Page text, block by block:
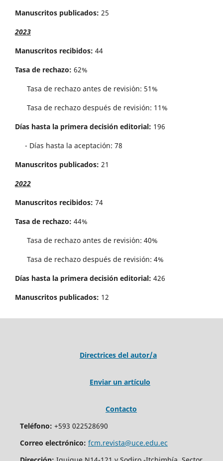
Manuscritos publicados: 25
2023
Manuscritos recibidos: 44
Tasa de rechazo: 62%
Tasa de rechazo antes de revisi´on: 51%
Tasa de rechazo después de revisión: 11%
Días hasta la primera decisión editorial: 196
- Días hasta la aceptación: 78
Manuscritos publicados: 21
2022
Manuscritos recibidos: 74
Tasa de rechazo: 44%
Tasa de rechazo antes de revisi´on: 40%
Tasa de rechazo después de revisión: 4%
Días hasta la primera decisión editorial: 426
Manuscritos publicados: 12
Directrices del autor/a
Enviar un artículo
Contacto
Teléfono: +593 022528690
Correo electrónico: fcm.revista@uce.edu.ec